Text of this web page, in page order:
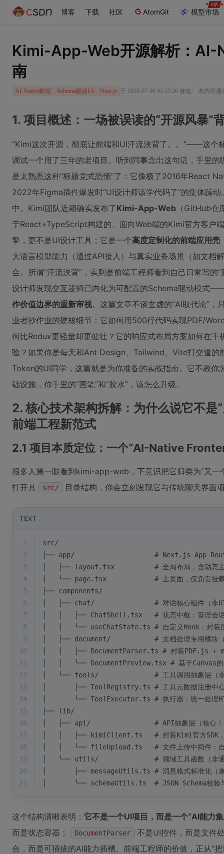
博客 下载 社区 AtomGit 模型市场
Kimi-App-Web开源解析：AI-
南
AI-Native前端 Schema驱动UI Next.js 于 2026-07-06 05:13:26 修改 · 本内容遵
1. 项目概述：一场被误读的“开源风暴”
“Kimi这次开源，彻底让前端和UI汗流浃背了。。”——这个
调试一个用了三年的老项目。听到同事念出这句话，手里
是太熟悉这种“标题党式恐慌”了：它像极了2016年React
2022年Figma插件爆发时“UI设计师该学代码了”的集体躁
中。Kimi团队近期确实发布了Kimi-App-Web （GitHub
于React+TypeScript构建的、面向Web端的Kimi官方客户
擎，更不是UI设计工具；它是一个高度定制化的前端应用
大语言模型能力（通过API接入）与真实业务场景（如文档
合。所谓“汗流浃背”，实则是前端工程师看到自己日常写的
设计师发现交互逻辑已内化为可配置的Schema驱动模式
作价值边界的重新审视。这篇文章不谈玄虚的“AI取代论”
业者抄作业的硬核细节：它如何用500行代码实现PDF/
何比Redux更轻量却更健壮？它的响应式布局方案如何在
验？如果你是每天和Ant Design、Tailwind、Vite打交道的
Token的UI同学，这篇就是为你准备的实战指南。它不教你
础设施，你手里的“画笔”和“胶水”，该怎么升级。
2. 核心技术架构拆解：为什么说它不是
前端工程新范式
2.1 项目本质定位：一个“AI-Native
很多人第一眼看到kimi-app-web，下意识把它归类为“又一
打开其
src/ 目录结构，你会立刻发现它与传统聊天界面
TEXT
1
src/
2
├── app/                    # Next.js App Router
3
│   ├── layout.tsx          # 全局布局，含动态主
4
│   └── page.tsx            # 主页面，仅负责挂
5
├── components/
6
│   ├── chat/               # 对话核心组件（非UI
7
│   │   ├── ChatShell.tsx   # 状态中枢：管理会话
8
│   │   └── useChatState.ts # 自定义Hook：封装所
9
│   ├── document/           # 文档处理专用模块（
10
│   │   ├── DocumentParser.ts # 封装PDF.js +
11
│   │   └── DocumentPreview.tsx # 基于Canvas的
12
│   └── tools/              # 工具调用抽象层（非
13
│       ├── ToolRegistry.ts # 工具元数据注册中心
14
│       └── ToolExecutor.ts # 执行器：统一处理
15
├── lib/
16
│   ├── api/                # API抽象层（核心！
17
│   │   ├── kimiClient.ts   # 封装Kimi官方SDK，
18
│   │   └── fileUpload.ts   # 文件上传中间件：自
19
│   └── utils/              # 领域工具函数（非通
20
│       ├── messageUtils.ts # 消息格式标准化（
21
│       └── schemaUtils.ts  # JSON Schema校验与
这个结构清晰表明： 它不是一个UI项目，而是一个“AI能力
而是状态容器；
DocumentParser
不是UI控件，而是文件
合，而是可插拔的AI能力插槽。前端工程师的价值，正从“